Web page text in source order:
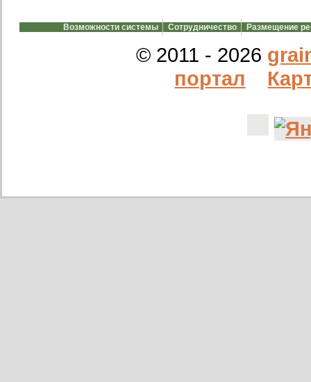
20/02/2023 GREENKO
Возможности системы Сотрудничество Размещение
© 2011 - 2026
портал